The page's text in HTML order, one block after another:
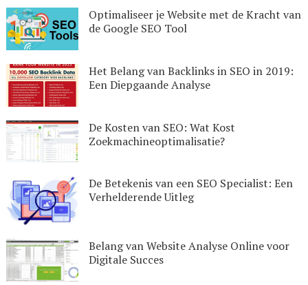
Optimaliseer je Website met de Kracht van
de Google SEO Tool
Het Belang van Backlinks in SEO in 2019:
Een Diepgaande Analyse
De Kosten van SEO: Wat Kost
Zoekmachineoptimalisatie?
De Betekenis van een SEO Specialist: Een
Verhelderende Uitleg
Belang van Website Analyse Online voor
Digitale Succes